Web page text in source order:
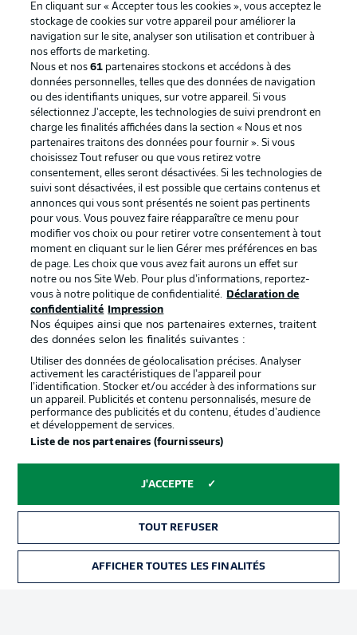
Football as it's meant to be
BUNDESLIGA APP
Proposé par
services
Mentions Légales Gérer mes préférences
En cliquant sur « Accepter tous les cookies », vous acceptez le
stockage de cookies sur votre appareil pour améliorer la
navigation sur le site, analyser son utilisation et contribuer à
nos efforts de marketing.
Nous et nos61 partenaires stockons et accédons à des
données personnelles, telles que des données de navigation
ou des identifiants uniques, sur votre appareil. Si vous
sélectionnez J'accepte, les technologies de suivi prendront en
charge les finalités affichées dans la section « Nous et nos
partenaires traitons des données pour fournir ». Si vous
choisissez Tout refuser ou que vous retirez votre
consentement, elles seront désactivées. Si les technologies de
suivi sont désactivées, il est possible que certains contenus et
annonces qui vous sont présentés ne soient pas pertinents
pour vous. Vous pouvez faire réapparaître ce menu pour
modifier vos choix ou pour retirer votre consentement à tout
moment en cliquant sur le lien Gérer mes préférences en bas
de page. Les choix que vous avez fait aurons un effet sur
notre ou nos Site Web. Pour plus d’informations, reportez-
vous à notre politique de confidentialité.
Déclaration de
confidentialité
Impression
Nos équipes ainsi que nos partenaires externes, traitent
des données selon les finalités suivantes :
Utiliser des données de géolocalisation précises. Analyser
activement les caractéristiques de l’appareil pour
l’identification. Stocker et/ou accéder à des informations sur
un appareil. Publicités et contenu personnalisés, mesure de
performance des publicités et du contenu, études d’audience
et développement de services.
Liste de nos partenaires (fournisseurs)
J'ACCEPTE
TOUT REFUSER
AFFICHER TOUTES LES FINALITÉS